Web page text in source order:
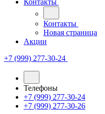
Контакты
Контакты
Новая страница
Акции
+7 (999) 277-30-24
Телефоны
+7 (999) 277-30-24
+7 (999) 277-30-26